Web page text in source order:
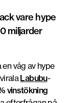
vare hype
miljarder
våg av hype
Labubu-
vinstökning